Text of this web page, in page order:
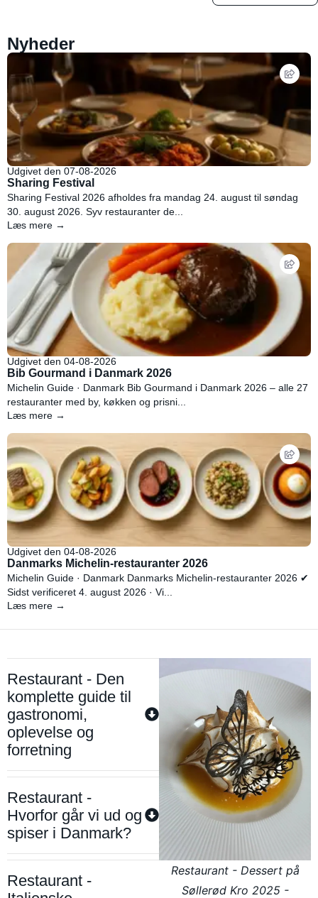
Nyheder
Udgivet den 07-08-2026
Sharing Festival
Sharing Festival 2026 afholdes fra mandag 24. august til søndag
30. august 2026. Syv restauranter de...
Læs mere →
Udgivet den 04-08-2026
Bib Gourmand i Danmark 2026
Michelin Guide · Danmark Bib Gourmand i Danmark 2026 – alle 27
restauranter med by, køkken og prisni...
Læs mere →
Udgivet den 04-08-2026
Danmarks Michelin-restauranter 2026
Michelin Guide · Danmark Danmarks Michelin-restauranter 2026 ✔
Sidst verificeret 4. august 2026 · Vi...
Læs mere →
Restaurant - Den
komplette guide til
gastronomi,
oplevelse og
forretning
Restaurant -
Hvorfor går vi ud og
spiser i Danmark?
Restaurant -
Restaurant - Dessert på
Søllerød Kro 2025 -